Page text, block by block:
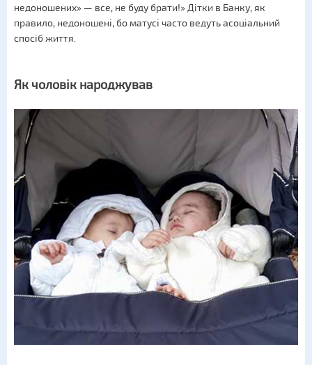
недоношених» — все, не буду брати!» Дітки в Банку, як
правило, недоношені, бо матусі часто ведуть асоціальний
спосіб життя.
Як чоловік народжував